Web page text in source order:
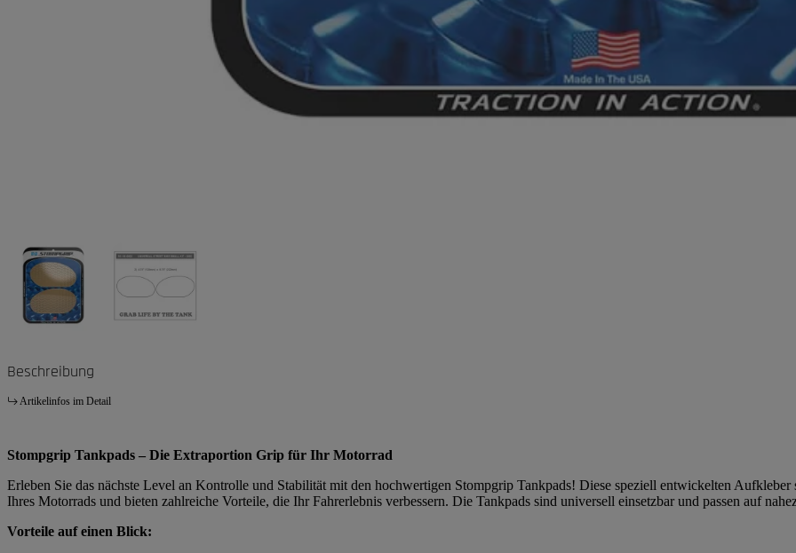
Beschreibung
Artikelinfos im Detail
Stompgrip Tankpads – Die Extraportion Grip für Ihr Motorrad
Erleben Sie das nächste Level an Kontrolle und Stabilität mit den hochwertigen Stompgrip Tankpads! Diese speziell entwickelten
Ihres Motorrads und bieten zahlreiche Vorteile, die Ihr Fahrerlebnis verbessern. Die Tankpads sind universell einsetzbar und passen auf
Vorteile auf einen Blick: